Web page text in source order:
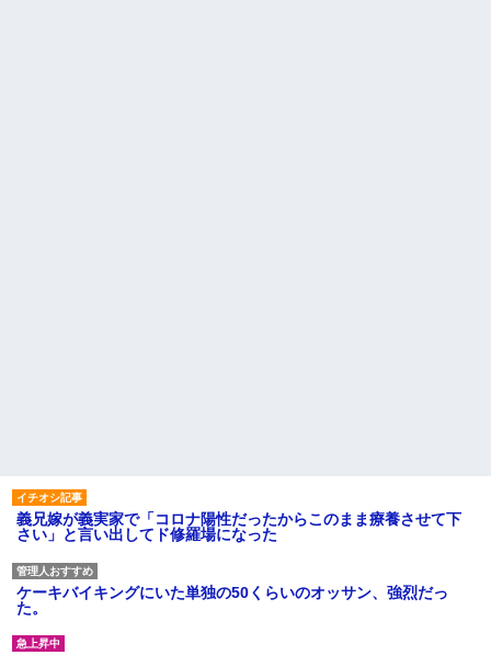
義兄嫁が義実家で「コロナ陽性だったからこのまま療養させて下
さい」と言い出してド修羅場になった
ケーキバイキングにいた単独の50くらいのオッサン、強烈だっ
た。